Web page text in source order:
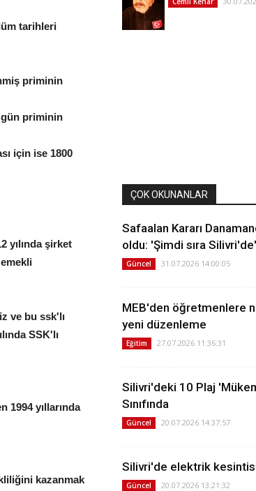
tarihleri
priminin
gün priminin
için ise 1800
yılında şirket
emekli
ve bu ssk'lı
SSK'lı
1994 yıllarında
kazanmak
ÇOK OKUNANLAR
Safaalan Kararı
oldu: 'Şimdi sıra Silivri'de'
Güncel 31.07.2026 14:00:05
MEB'den öğretmenlere
yeni düzenleme
Eğitim 27.07.2026 11:36:31
Silivri'deki 10 Plaj
Sınıfında
Güncel 20.07.2026 14:37:57
Silivri'de elektrik
Güncel 20.07.2026 13:21:32